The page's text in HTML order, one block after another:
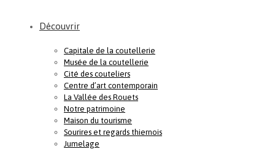
Découvrir
Capitale de la coutellerie
Musée de la coutellerie
Cité des couteliers
Centre d’art contemporain
La Vallée des Rouets
Notre patrimoine
Maison du tourisme
Sourires et regards thiernois
Jumelage